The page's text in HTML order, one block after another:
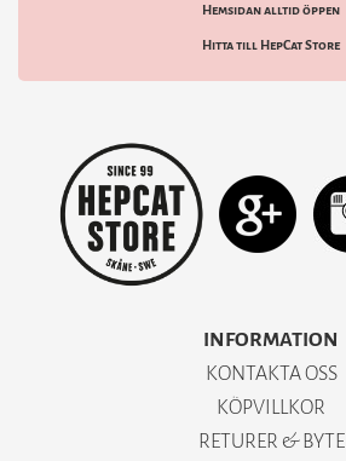
Hemsidan alltid öppen
Hitta till HepCat Store
INFORMATION
KONTAKTA OSS
KÖPVILLKOR
RETURER & BYTE